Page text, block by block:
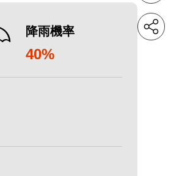
降雨機率
40%